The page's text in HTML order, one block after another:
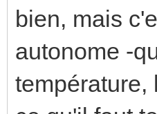
bien, mais
autonome -
température,